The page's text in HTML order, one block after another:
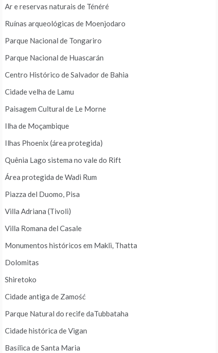
Ar e reservas naturais de Ténéré
Ruínas arqueológicas de Moenjodaro
Parque Nacional de Tongariro
Parque Nacional de Huascarán
Centro Histórico de Salvador de Bahia
Cidade velha de Lamu
Paisagem Cultural de Le Morne
Ilha de Moçambique
Ilhas Phoenix (área protegida)
Quênia Lago sistema no vale do Rift
Área protegida de Wadi Rum
Piazza del Duomo, Pisa
Villa Adriana (Tivoli)
Villa Romana del Casale
Monumentos históricos em Makli, Thatta
Dolomitas
Shiretoko
Cidade antiga de Zamość
Parque Natural do recife daTubbataha
Cidade histórica de Vigan
Basílica de Santa Maria